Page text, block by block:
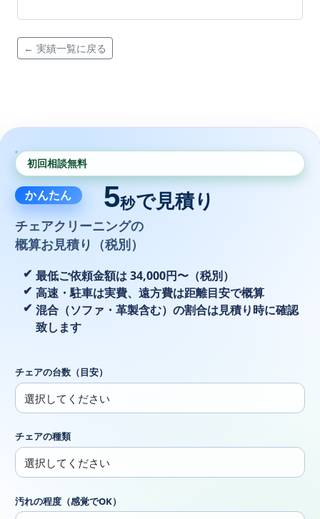
← 実績一覧に戻る
初回相談無料
かんたん 5秒で見積り
チェアクリーニングの
概算お見積り（税別）
最低ご依頼金額は 34,000円〜（税別）
高速・駐車は実費、遠方費は距離目安で概算
混合（ソファ・革製含む）の割合は見積り時に確認
致します
チェアの台数（目安）
チェアの種類
汚れの程度（感覚でOK）